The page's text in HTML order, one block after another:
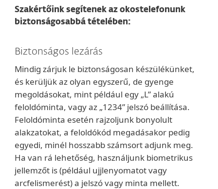
Szakértőink segítenek az okostelefonunk
biztonságosabbá tételében:
Biztonságos lezárás
Mindig zárjuk le biztonságosan készülékünket,
és kerüljük az olyan egyszerű, de gyenge
megoldásokat, mint például egy „L” alakú
feloldóminta, vagy az „1234” jelszó beállítása.
Feloldóminta esetén rajzoljunk bonyolult
alakzatokat, a feloldókód megadásakor pedig
egyedi, minél hosszabb számsort adjunk meg.
Ha van rá lehetőség, használjunk biometrikus
jellemzőt is (például ujjlenyomatot vagy
arcfelismerést) a jelszó vagy minta mellett.